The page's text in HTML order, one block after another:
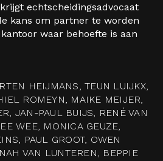
echtscheidingsadvocaat
kans om partner te worden
waar behoefte is aan
HEIJMANS, TEUN LUIJKX,
ROMEYN, MAIKE MEIJER,
JAN-PAUL BUIJS, RENÉ VAN
WEE, MONICA GEUZE,
PAUL GROOT, OWEN
VAN LUNTEREN, BEPPIE